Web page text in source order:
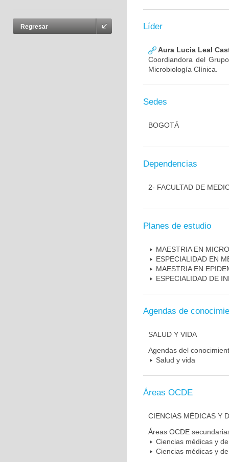
Regresar Líder
Aura Lucia Leal
Coordiandora del
Microbiología Clínica.
Sedes
BOGOTÁ
Dependencias
2- FACULTAD DE
Planes de estudio
MAESTRIA EN
ESPECIALIDAD EN
MAESTRIA EN
ESPECIALIDAD DE
Agendas de
SALUD Y VIDA
Agendas del
Salud y vida
Áreas OCDE
CIENCIAS MÉDICAS Y
Áreas OCDE
Ciencias médicas y
Ciencias médicas y